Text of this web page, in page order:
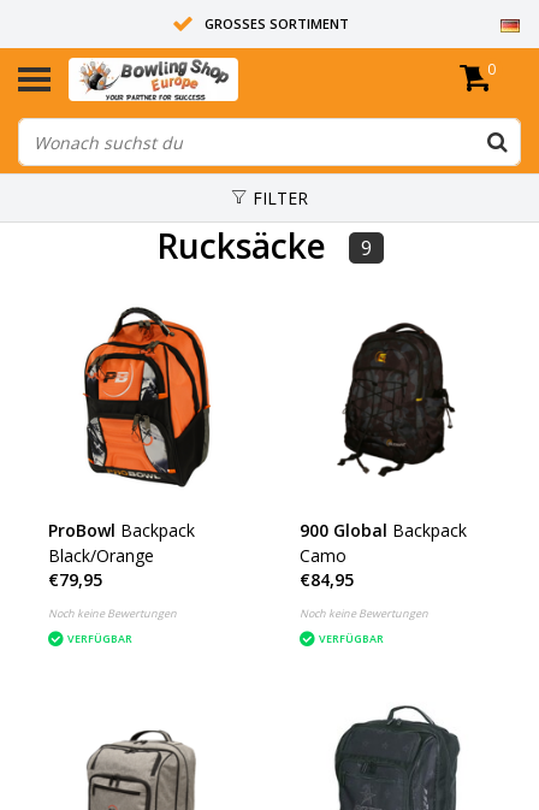
GROSSES SORTIMENT
14 TAGE RÜCKGABERECHT
ALLE BOWLINGKUGELN SIND UNGEBOHRT
0
FILTER
Rucksäcke 9
ProBowl Backpack
Black/Orange
€79,95
Noch keine Bewertungen
VERFÜGBAR
900 Global Backpack
Camo
€84,95
Noch keine Bewertungen
VERFÜGBAR